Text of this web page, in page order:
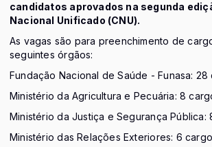
candidatos aprovados na segunda
Nacional Unificado (CNU).
As vagas são para preenchimento de
seguintes órgãos:
Fundação Nacional de Saúde - Funasa: 28
Ministério da Agricultura e Pecuária: 8
Ministério da Justiça e Segurança Pública:
Ministério das Relações Exteriores: 6